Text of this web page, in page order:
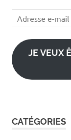
Adresse
e-
mail
JE VEUX
CATÉGORIES